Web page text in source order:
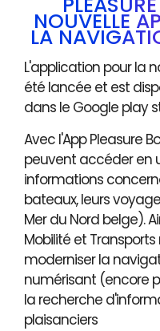
NOUVELLE
LA
L'application pour la
été lancée et est
dans le Google play
Avec l'App Pleasure
peuvent accéder en
informations
bateaux, leurs
Mer du Nord belge).
Mobilité et
moderniser la
numérisant (encore
la recherche
plaisanciers